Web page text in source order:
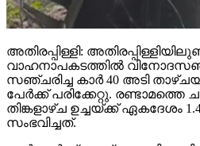
അതിരപ്പിള്ളി:
വാഹനാപകടത്തില്‍
സഞ്ചരിച്ച കാര്‍ 40 അടി
പേര്‍ക്ക് പരിക്കേറ്റു. രണ്ടാമത്തെ
തിങ്കളാഴ്ച ഉച്ചയ്ക്ക് ഏകദേശം
സംഭവിച്ചത്.